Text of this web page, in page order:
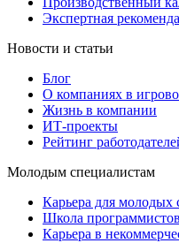
Экспертная
Новости и статьи
Блог
О компаниях в
Жизнь в компании
ИТ-проекты
Рейтинг
Молодым специалистам
Карьера для молодых
Школа программистов
Карьера в